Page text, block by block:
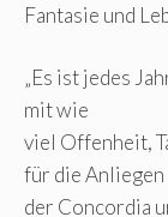
Fantasie und
„Es ist jedes
mit wie
viel Offenheit,
für die Anliegen
der Concordia